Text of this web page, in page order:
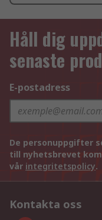
Håll dig
senaste
E-postadress
De personuppgifter
till nyhetsbrevet
vår integritetspolicy.
Kontakta oss